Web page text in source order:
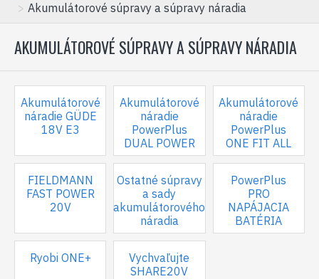
Akumulátorové súpravy a súpravy náradia
AKUMULÁTOROVÉ SÚPRAVY A SÚPRAVY NÁRADIA
Akumulátorové
náradie GÜDE
18V E3
Akumulátorové
náradie
PowerPlus
DUAL POWER
Akumulátorové
náradie
PowerPlus
ONE FIT ALL
FIELDMANN
FAST POWER
20V
Ostatné súpravy
a sady
akumulátorového
náradia
PowerPlus
PRO
NAPÁJACIA
BATÉRIA
Ryobi ONE+
Vychvaľujte
SHARE20V